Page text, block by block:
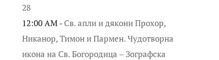
28
12:00 AM - Св. апли и дякони Прохор,
Никанор, Тимон и Пармен. Чудотворна
икона на Св. Богородица – Зографска